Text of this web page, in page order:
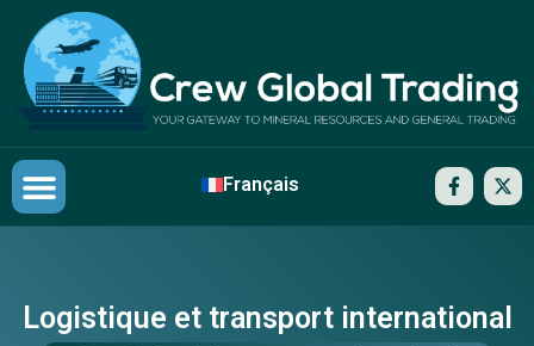
Français
Logistique et transport international